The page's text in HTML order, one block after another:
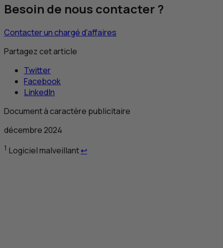
Besoin de nous contacter ?
Contacter un chargé d’affaires
Partagez cet article
Twitter
Facebook
LinkedIn
Document à caractère publicitaire
décembre 2024
1 Logiciel malveillant↩Retour au renvoi 1